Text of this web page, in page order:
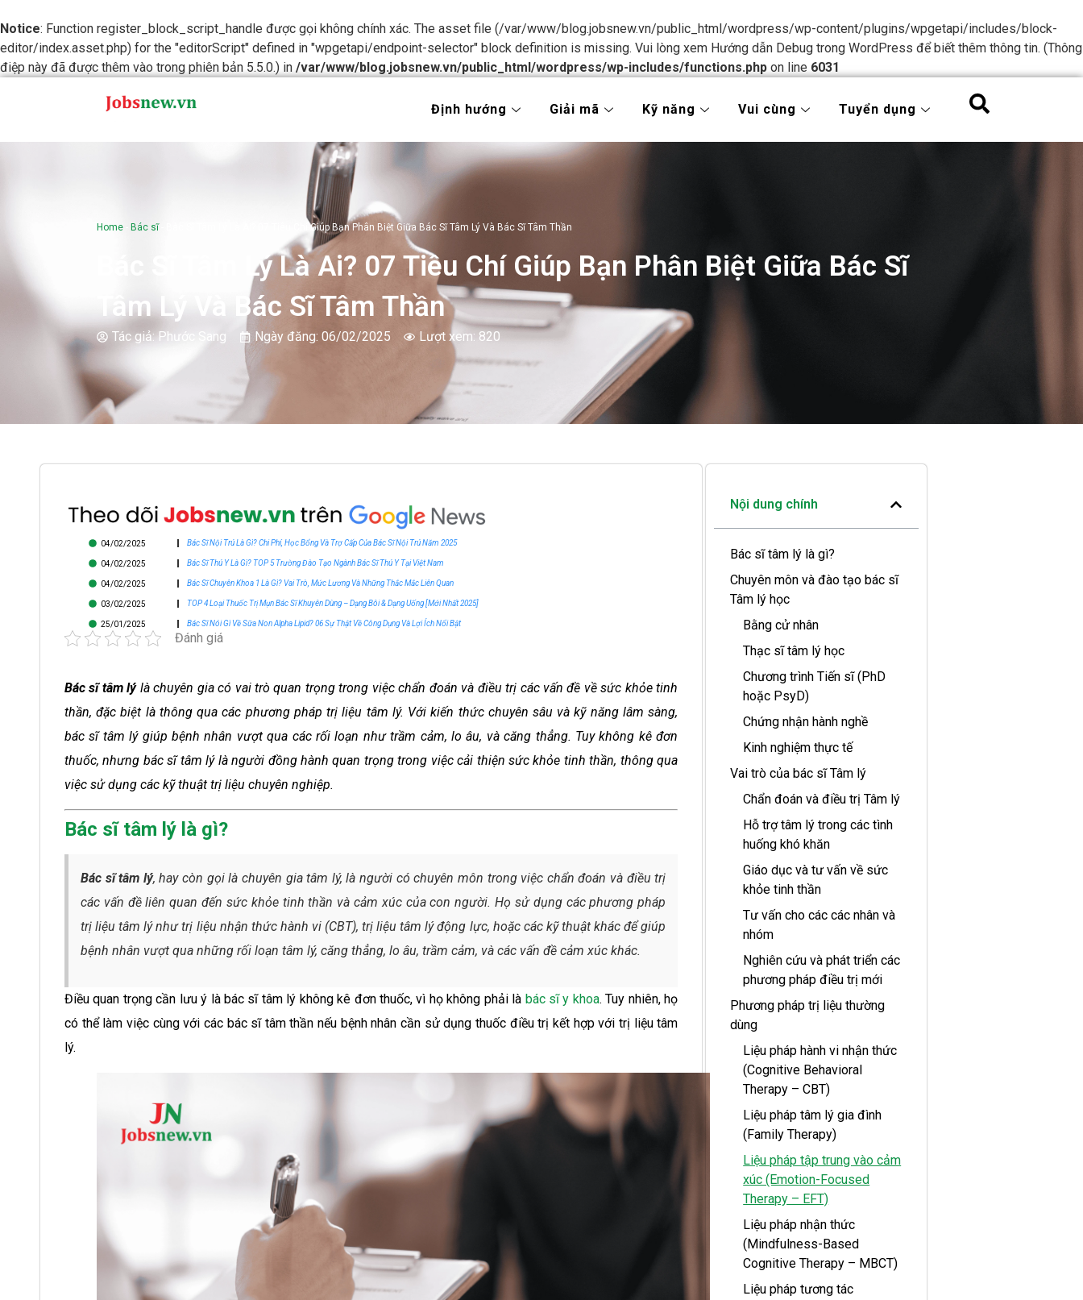
Notice: Function register_block_script_handle được gọi không chính xác. The asset file (/var/www/blog.jobsnew.vn/public_html/wordpress/wp-content/plugins/wpgetapi/includes/block-
editor/index.asset.php) for the "editorScript" defined in "wpgetapi/endpoint-selector" block definition is missing. Vui lòng xem Hướng dẫn Debug trong WordPress để biết thêm thông tin. (Thông
điệp này đã được thêm vào trong phiên bản 5.5.0.) in /var/www/blog.jobsnew.vn/public_html/wordpress/wp-includes/functions.php on line 6031
Định hướng Giải mã Kỹ năng Vui cùng Tuyển dụng
Home Bác sĩ- Bác Sĩ Tâm Lý Là Ai? 07 Tiêu Chí Giúp Bạn Phân Biệt Giữa Bác Sĩ Tâm Lý Và Bác Sĩ Tâm Thần
Bác Sĩ Tâm Lý Là Ai? 07 Tiêu Chí Giúp Bạn Phân Biệt Giữa Bác Sĩ
Tâm Lý Và Bác Sĩ Tâm Thần
Tác giả:Phước Sang Ngày đăng: 06/02/2025 Lượt xem: 820
04/02/2025 Bác Sĩ Nội Trú Là Gì? Chi Phí, Học Bổng Và Trợ Cấp Của Bác Sĩ Nội Trú Năm 2025
04/02/2025 Bác Sĩ Thú Y Là Gì? TOP 5 Trường Đào Tạo Ngành Bác Sĩ Thú Y Tại Việt Nam
04/02/2025 Bác Sĩ Chuyên Khoa 1 Là Gì? Vai Trò, Mức Lương Và Những Thắc Mắc Liên Quan
03/02/2025 TOP 4 Loại Thuốc Trị Mụn Bác Sĩ Khuyên Dùng – Dạng Bôi & Dạng Uống [Mới Nhất 2025]
25/01/2025 Bác Sĩ Nói Gì Về Sữa Non Alpha Lipid? 06 Sự Thật Về Công Dụng Và Lợi Ích Nổi Bật
Đánh giá
Bác sĩ tâm lýlà chuyên gia có vai trò quan trọng trong việc chẩn đoán và điều trị các vấn đề về sức khỏe tinh
thần, đặc biệt là thông qua các phương pháp trị liệu tâm lý. Với kiến thức chuyên sâu và kỹ năng lâm sàng,
bác sĩ tâm lý giúp bệnh nhân vượt qua các rối loạn như trầm cảm, lo âu, và căng thẳng. Tuy không kê đơn
thuốc, nhưng bác sĩ tâm lý là người đồng hành quan trọng trong việc cải thiện sức khỏe tinh thần, thông qua
việc sử dụng các kỹ thuật trị liệu chuyên nghiệp.
Bác sĩ tâm lý là gì?
Bác sĩ tâm lý, hay còn gọi là chuyên gia tâm lý, là người có chuyên môn trong việc chẩn đoán và điều trị
các vấn đề liên quan đến sức khỏe tinh thần và cảm xúc của con người. Họ sử dụng các phương pháp
trị liệu tâm lý như trị liệu nhận thức hành vi (CBT), trị liệu tâm lý động lực, hoặc các kỹ thuật khác để giúp
bệnh nhân vượt qua những rối loạn tâm lý, căng thẳng, lo âu, trầm cảm, và các vấn đề cảm xúc khác.
Điều quan trọng cần lưu ý là bác sĩ tâm lý không kê đơn thuốc, vì họ không phải là bác sĩ y khoa. Tuy nhiên, họ
có thể làm việc cùng với các bác sĩ tâm thần nếu bệnh nhân cần sử dụng thuốc điều trị kết hợp với trị liệu tâm
lý.
Nội dung chính
Bác sĩ tâm lý là gì?
Chuyên môn và đào tạo bác sĩ
Tâm lý học
Bằng cử nhân
Thạc sĩ tâm lý học
Chương trình Tiến sĩ (PhD
hoặc PsyD)
Chứng nhận hành nghề
Kinh nghiệm thực tế
Vai trò của bác sĩ Tâm lý
Chẩn đoán và điều trị Tâm lý
Hỗ trợ tâm lý trong các tình
huống khó khăn
Giáo dục và tư vấn về sức
khỏe tinh thần
Tư vấn cho các các nhân và
nhóm
Nghiên cứu và phát triển các
phương pháp điều trị mới
Phương pháp trị liệu thường
dùng
Liệu pháp hành vi nhận thức
(Cognitive Behavioral
Therapy – CBT)
Liệu pháp tâm lý gia đình
(Family Therapy)
Liệu pháp tập trung vào cảm
xúc (Emotion-Focused
Therapy – EFT)
Liệu pháp nhận thức
(Mindfulness-Based
Cognitive Therapy – MBCT)
Liệu pháp tương tác